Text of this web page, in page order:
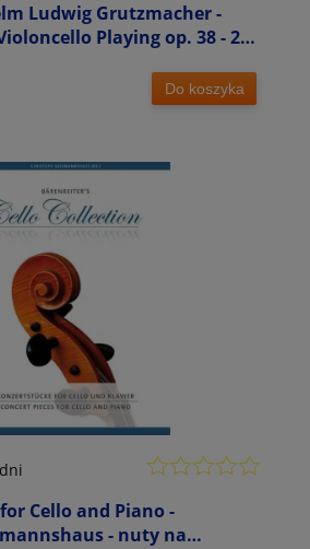
Ludwig Grutzmacher -
Playing op. 38 - 24
Do koszyka
Cello and Piano -
- nuty na